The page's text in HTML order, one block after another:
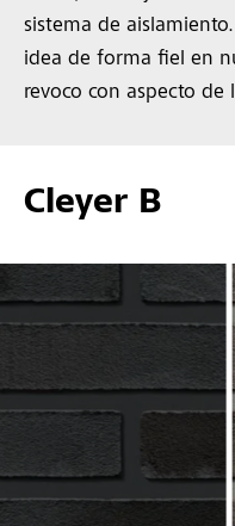
sistema de
idea de forma fiel en
revoco con aspecto de
Cleyer B